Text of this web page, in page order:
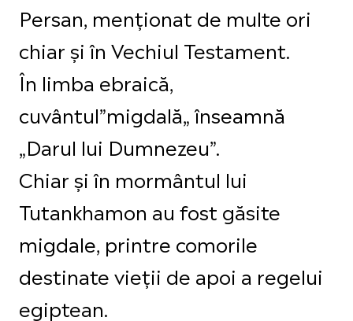
Persan, menționat de multe ori
chiar și în Vechiul Testament.
În limba ebraică,
cuvântul”migdală„ înseamnă
„Darul lui Dumnezeu”.
Chiar și în mormântul lui
Tutankhamon au fost găsite
migdale, printre comorile
destinate vieții de apoi a regelui
egiptean.